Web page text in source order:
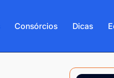
Consórcios Dicas